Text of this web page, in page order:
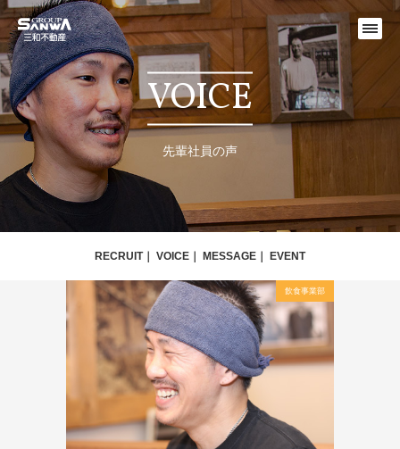
VOICE
先輩社員の声
RECRUIT VOICE MESSAGE EVENT
飲食事業部